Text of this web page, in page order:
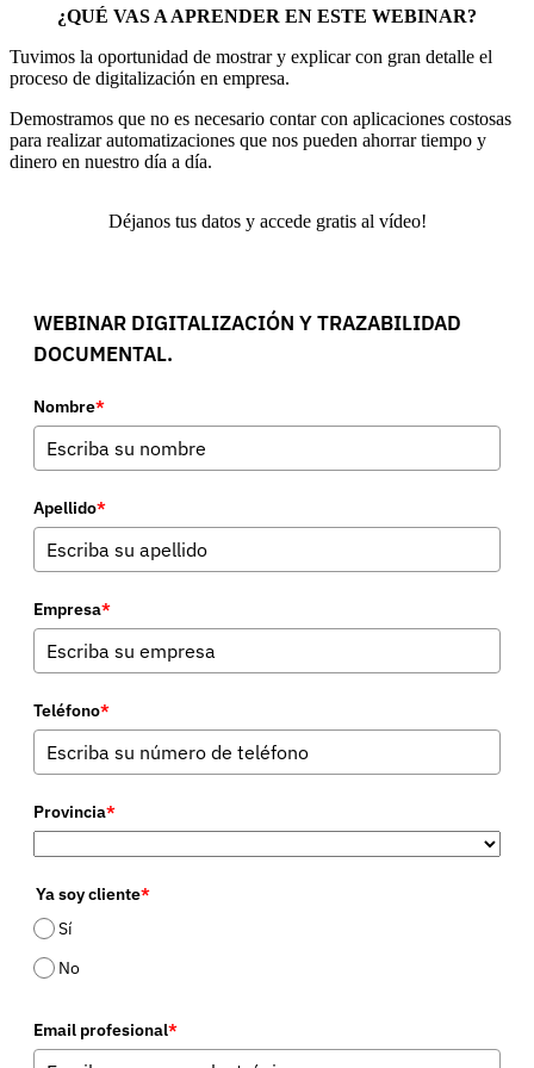
¿QUÉ VAS A APRENDER EN ESTE WEBINAR?
Tuvimos la oportunidad de mostrar y explicar con gran detalle el
proceso de digitalización en empresa.
Demostramos que no es necesario contar con aplicaciones costosas
para realizar automatizaciones que nos pueden ahorrar tiempo y
dinero en nuestro día a día.
Déjanos tus datos y accede gratis al vídeo!
WEBINAR DIGITALIZACIÓN Y TRAZABILIDAD
DOCUMENTAL.
Nombre*
Apellido*
Empresa*
Teléfono*
Provincia*
Ya soy cliente*
Sí
No
Email profesional*